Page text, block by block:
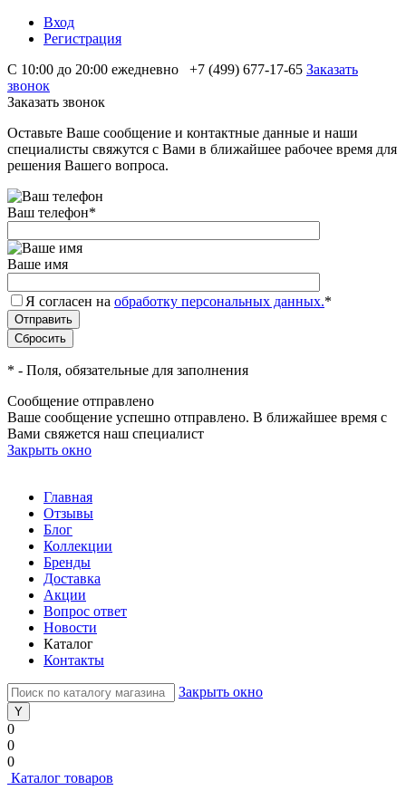
Вход
Регистрация
С 10:00 до 20:00 ежедневно
+7 (499) 677-17-65 Заказать
звонок
Заказать звонок
Оставьте Ваше сообщение и контактные данные и наши
специалисты свяжутся с Вами в ближайшее рабочее время для
решения Вашего вопроса.
Ваш телефон*
Ваше имя
Я согласен на обработку персональных данных.*
* - Поля, обязательные для заполнения
Сообщение отправлено
Ваше сообщение успешно отправлено. В ближайшее время с
Вами свяжется наш специалист
Закрыть окно
Главная
Отзывы
Блог
Коллекции
Бренды
Доставка
Акции
Вопрос ответ
Новости
Каталог
Контакты
Закрыть окно
0
0
0
Каталог товаров